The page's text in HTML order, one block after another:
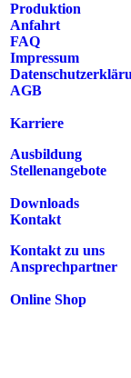
Produktion
Anfahrt
FAQ
Impressum
AGB
Karriere
Ausbildung
Stellenangebote
Downloads
Kontakt
Kontakt zu uns
Ansprechpartner
Online Shop